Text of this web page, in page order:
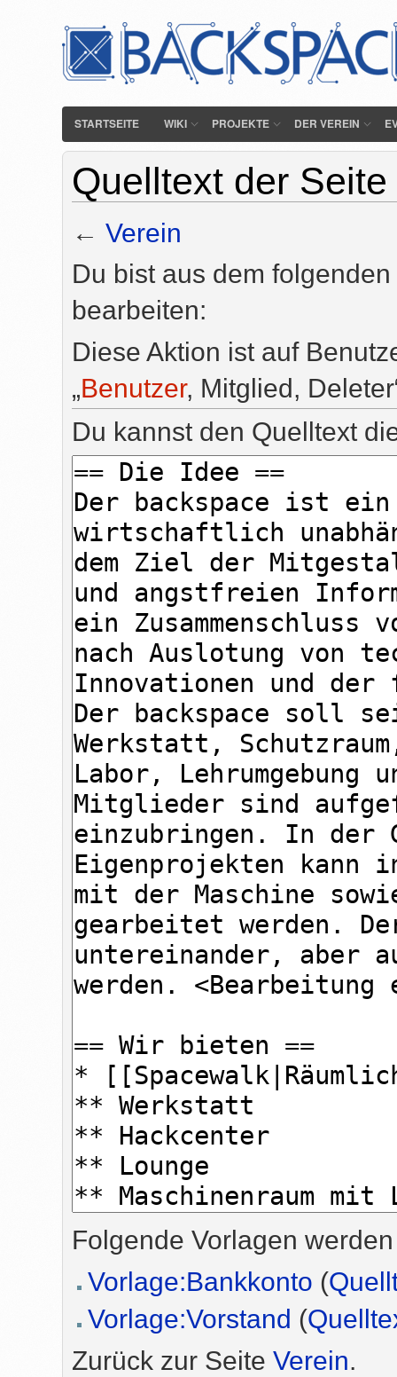
STARTSEITE WIKI PROJEKTE DER VEREIN
Quelltext der
← Verein
Du bist aus dem
bearbeiten:
Diese Aktion ist auf
„Benutzer, Mitglied,
Du kannst den Quelltext
Folgende Vorlagen
Vorlage:Bankkonto (
Vorlage:Vorstand (
Zurück zur Seite Verein.